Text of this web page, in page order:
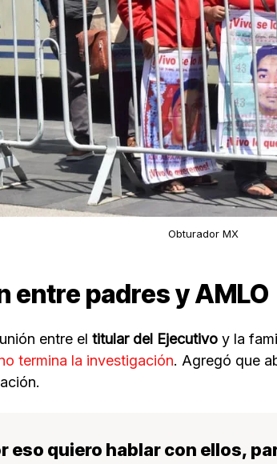
Obturador MX
entre padres y AMLO
entre el titular del Ejecutivo y la
termina la investigación. Agregó que
eso quiero hablar con ellos,